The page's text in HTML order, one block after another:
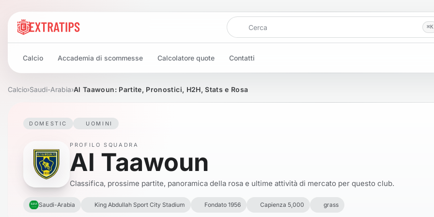
Cerca
⌘K
Calcio Accademia di scommesse Calcolatore quote Contatti
Calcio›Saudi-Arabia›Al Taawoun: Partite, Pronostici, H2H, Stats e Rosa
DOMESTIC UOMINI
PROFILO SQUADRA
Al Taawoun
Classifica, prossime partite, panoramica della rosa e ultime attività di mercato per questo club.
Saudi-Arabia King Abdullah Sport City Stadium Fondato 1956 Capienza 5,000 grass